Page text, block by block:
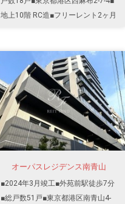
地上10階 RC造■フリーレント2ヶ月
オーパスレジデンス南青山
■2024年3月竣工■外苑前駅徒歩7分
■総戸数51戸■東京都港区南青山4-